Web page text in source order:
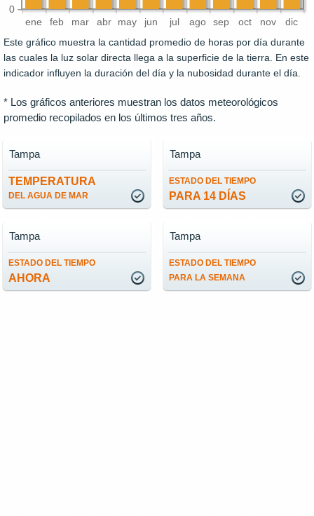
ene feb mar abr may jun jul ago sep oct nov dic
0
Este gráfico muestra la cantidad promedio de horas por día durante
las cuales la luz solar directa llega a la superficie de la tierra. En este
indicador influyen la duración del día y la nubosidad durante el día.
* Los gráficos anteriores muestran los datos meteorológicos
promedio recopilados en los últimos tres años.
TEMPERATURA
DEL AGUA DE MAR
Tampa
ESTADO DEL TIEMPO
PARA 14 DÍAS
Tampa
ESTADO DEL TIEMPO
AHORA
Tampa
ESTADO DEL TIEMPO
PARA LA SEMANA
Tampa